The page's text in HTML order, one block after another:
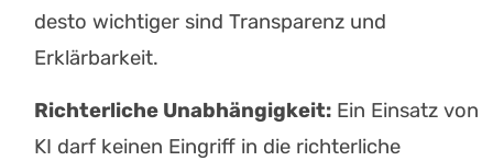
desto wichtiger sind Transparenz und
Erklärbarkeit.
Richterliche Unabhängigkeit: Ein Einsatz von
KI darf keinen Eingriff in die richterliche